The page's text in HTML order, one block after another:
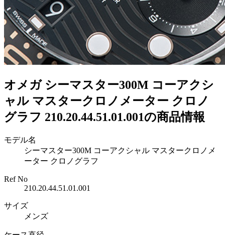
オメガ シーマスター300M コーアクシ
ャル マスタークロノメーター クロノ
グラフ 210.20.44.51.01.001の商品情報
モデル名
シーマスター300M コーアクシャル マスタークロノメ
ーター クロノグラフ
Ref No
210.20.44.51.01.001
サイズ
メンズ